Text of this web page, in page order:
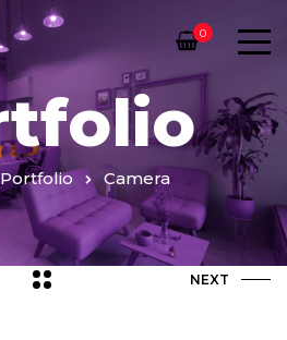
0
Portfolio Camera
NEXT